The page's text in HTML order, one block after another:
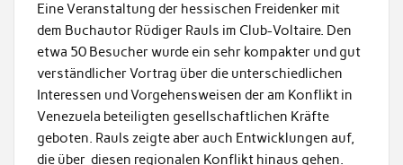
Eine Veranstaltung der hessischen Freidenker mit
dem Buchautor Rüdiger Rauls im Club-Voltaire. Den
etwa 50 Besucher wurde ein sehr kompakter und gut
verständlicher Vortrag über die unterschiedlichen
Interessen und Vorgehensweisen der am Konflikt in
Venezuela beteiligten gesellschaftlichen Kräfte
geboten. Rauls zeigte aber auch Entwicklungen auf,
die über diesen regionalen Konflikt hinaus gehen.